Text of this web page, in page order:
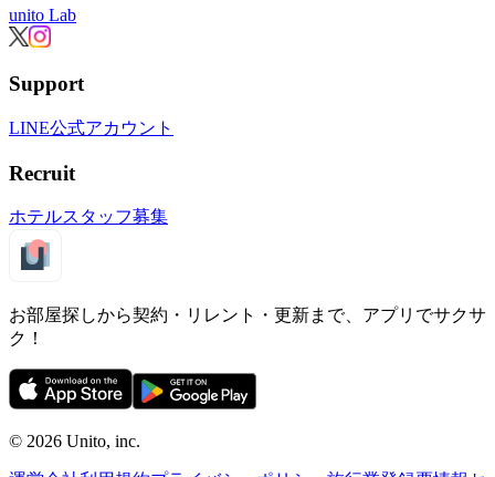
unito Lab
Support
LINE公式アカウント
Recruit
ホテルスタッフ募集
お部屋探しから契約・リレント・更新まで、アプリでサクサ
ク！
©︎ 2026 Unito, inc.